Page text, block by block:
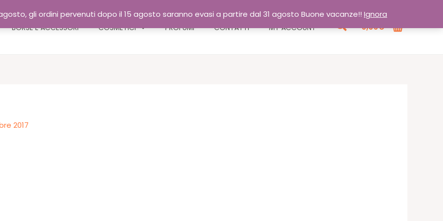
gli ordini pervenuti dopo il 15 agosto saranno evasi a partire dal 31 agosto Buone vacanze!! Ignora
BORSE E ACCESSORI COSMETICI PROFUMI CONTATTI MY ACCOUNT Cerca
0,00€
2017